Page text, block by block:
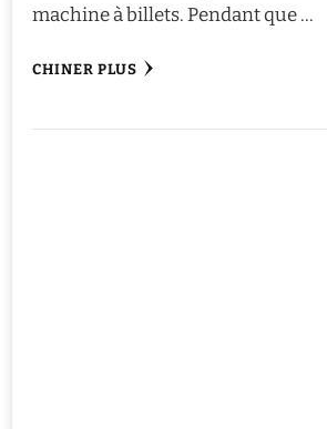
machine à billets. Pendant que …
CHINER PLUS